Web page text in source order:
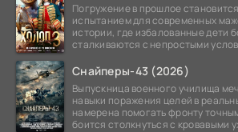
Погружение в прошлое
испытанием для современных
истории, где избалованные дети
сталкиваются с непростыми
Снайперы-43 (2026)
Выпускница военного училища
навыки поражения целей в
намерена помогать фронту
боится столкнуться с кровавыми